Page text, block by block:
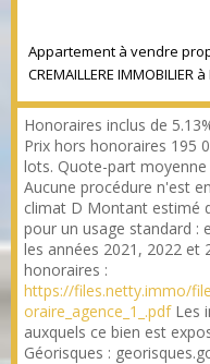
Appartement à vendre
CREMAILLERE
Honoraires inclus de
Prix hors honoraires 195
lots. Quote-part
Aucune procédure n'est
climat D Montant estimé
pour un usage standard :
les années 2021, 2022 et
honoraires :
https://files.netty.immo/
oraire_agence_1_.pdfLes
auxquels ce bien est
Géorisques :